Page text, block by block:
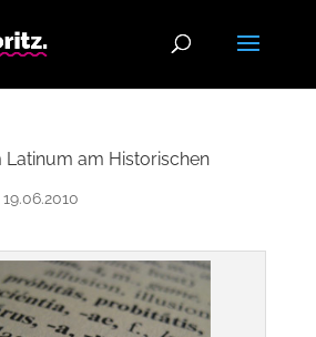
am Historischen
19.06.2010